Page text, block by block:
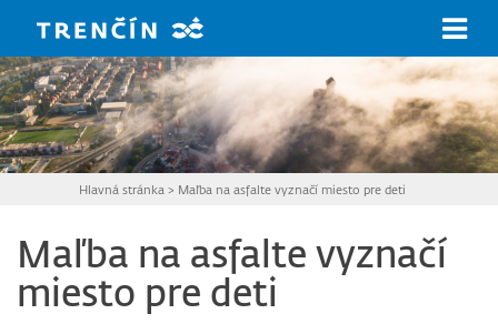
Hlavná stránka > Maľba na asfalte vyznačí miesto pre deti
Maľba na asfalte vyznačí
miesto pre deti